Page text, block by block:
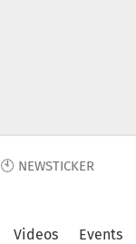
🕙 NEWSTICKER
Videos Events